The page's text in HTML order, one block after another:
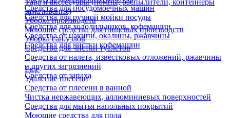
Средства для посудомоечных машин
Средства для ручной мойки посуды
Средства для холодильников, кофемашин
Средства от накипи, окалины, ржавчины
Средства для чистки кофемашин
Тара и аксессуары (помпы, распылители, контейнеры
замачивания)
Уборка производств
Моющие средства для пищевых производств
Уборка сан.узлов
Средства для чистки туалетов
Средства от налета, известковых отложений, ржавчины
и других загрязнений
Средства от запаха
Еще
Удаление плесени
Средства от плесени в ванной
Чистка нержавеющих, аллюминиевых поверхностей
Средства для мытья напольных покрытий
Моющие средства для пола